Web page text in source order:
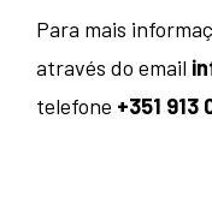
Para mais
através do email
telefone +351 913